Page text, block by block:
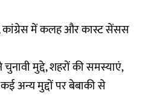
कांग्रेस में कलह और कास्ट सेंसस
मुद्दे, शहरों की समस्याएं,
कई अन्य मुद्दों पर बेबाकी से